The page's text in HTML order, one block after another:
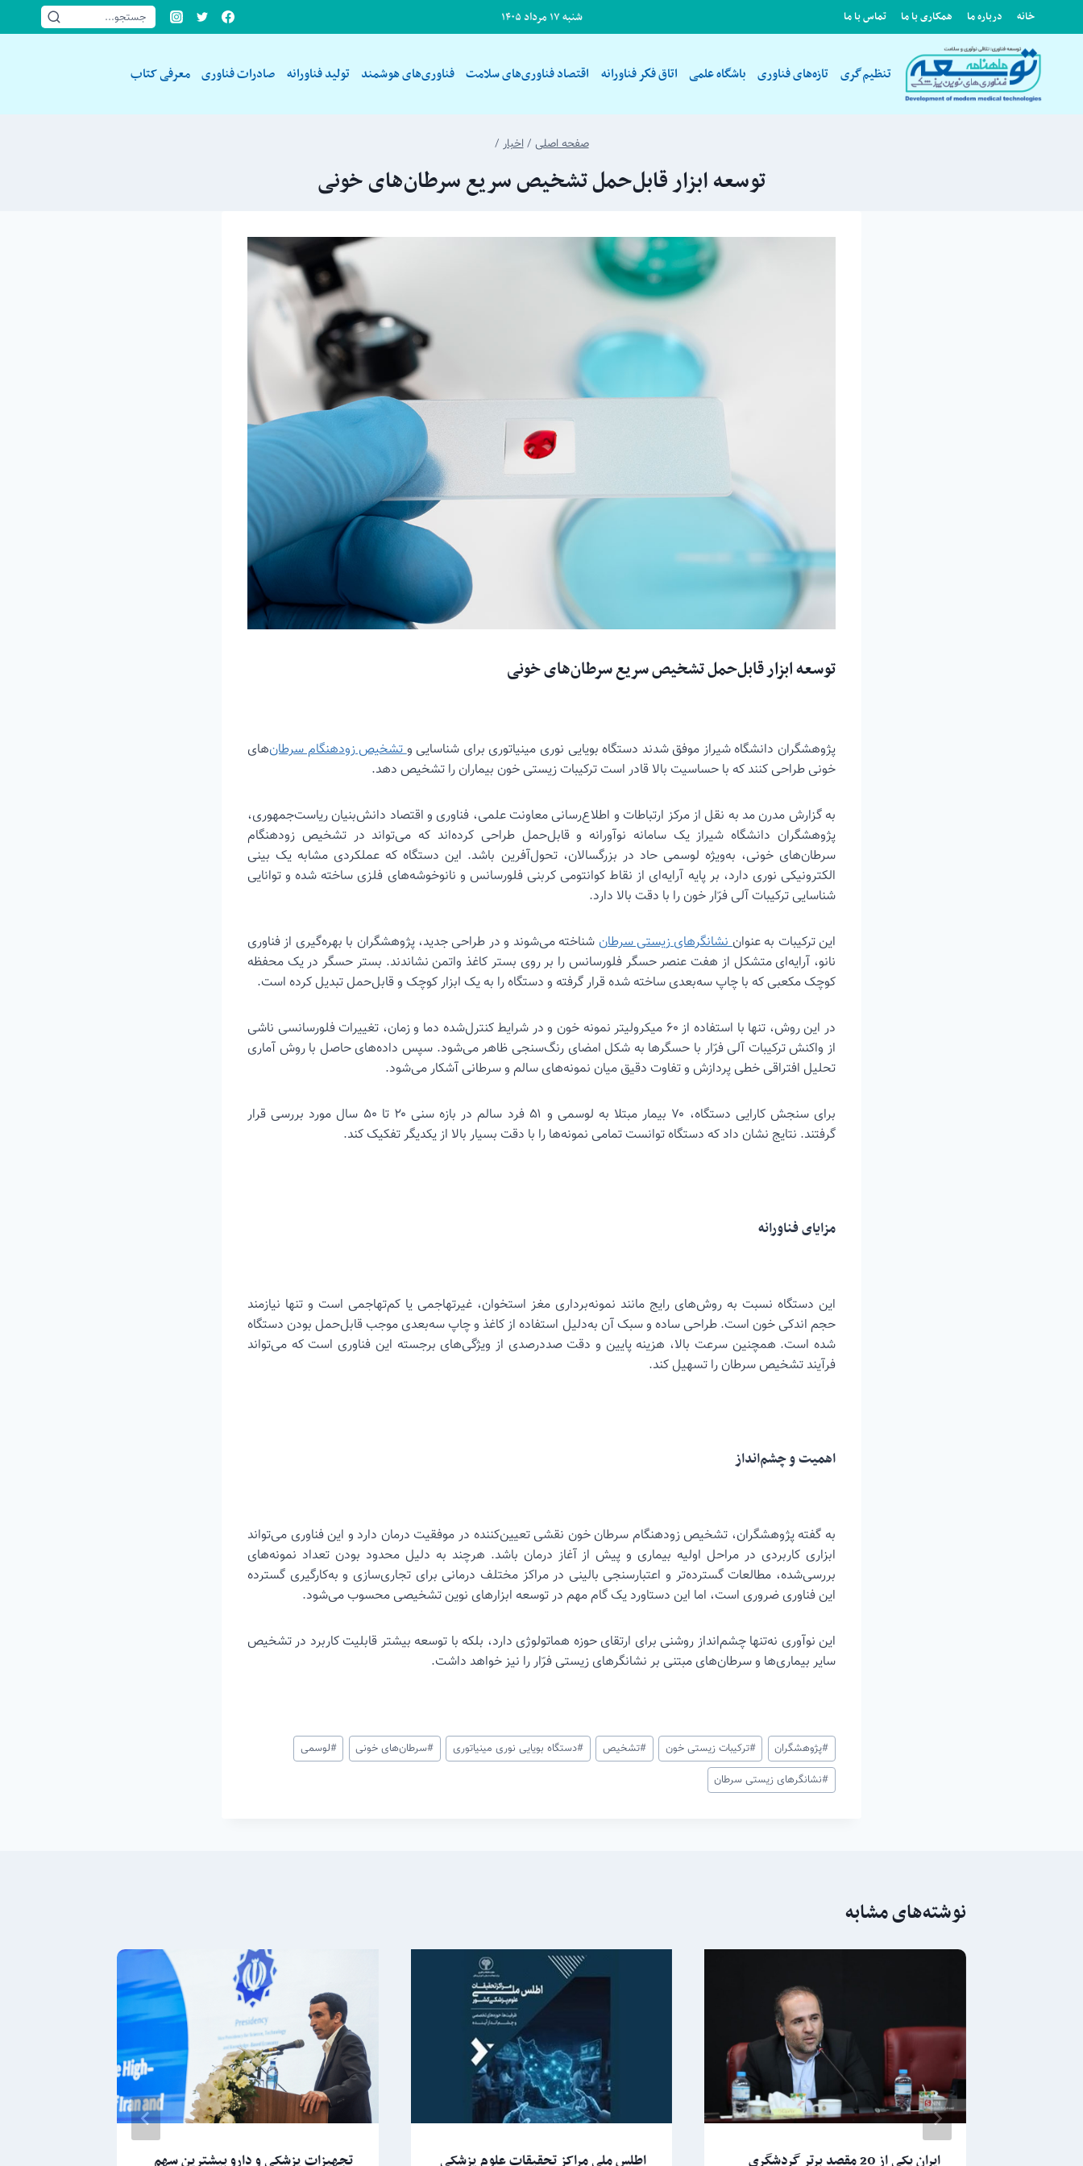
به
خانه درباره ما همکاری با ما تماس با ما شنبه ۱۷ مرداد ۱۴۰۵ جستجو...
تنظیم‌گری تازه‌های فناوری باشگاه علمی اتاق فكر فناورانه اقتصاد فناوری‌های سلامت فناوری‌های هوشمند تولید فناورانه صادرات فناوری معرفی کتاب
صفحه اصلی / اخبار /
توسعه ابزار قابل‌حمل تشخیص سریع سرطان‌های خونی
توسعه ابزار قابل‌حمل تشخیص سریع سرطان‌های خونی
پژوهشگران دانشگاه شیراز موفق شدند دستگاه بویایی نوری مینیاتوری برای شناسایی وتشخیص زودهنگام سرطان‌های
خونی طراحی کنند که با حساسیت بالا قادر است ترکیبات زیستی خون بیماران را تشخیص دهد.
به گزارش مدرن مد به نقل از مرکز ارتباطات و اطلاع‌رسانی معاونت علمی، فناوری و اقتصاد دانش‌بنیان ریاست‌جمهوری،
پژوهشگران دانشگاه شیراز یک سامانه نوآورانه و قابل‌حمل طراحی کرده‌اند که می‌تواند در تشخیص زودهنگام
سرطان‌های خونی، به‌ویژه لوسمی حاد در بزرگسالان، تحول‌آفرین باشد. این دستگاه که عملکردی مشابه یک بینی
الکترونیکی نوری دارد، بر پایه آرایه‌ای از نقاط کوانتومی کربنی فلورسانس و نانوخوشه‌های فلزی ساخته شده و توانایی
شناسایی ترکیبات آلی فرّار خون را با دقت بالا دارد.
این ترکیبات به عنواننشانگرهای زیستی سرطان شناخته می‌شوند و در طراحی جدید، پژوهشگران با بهره‌گیری از فناوری
نانو، آرایه‌ای متشکل از هفت عنصر حسگر فلورسانس را بر روی بستر کاغذ واتمن نشاندند. بستر حسگر در یک محفظه
کوچک مکعبی که با چاپ سه‌بعدی ساخته شده قرار گرفته و دستگاه را به یک ابزار کوچک و قابل‌حمل تبدیل کرده است.
در این روش، تنها با استفاده از ۶۰ میکرولیتر نمونه خون و در شرایط کنترل‌شده دما و زمان، تغییرات فلورسانسی ناشی
از واکنش ترکیبات آلی فرّار با حسگرها به شکل امضای رنگ‌سنجی ظاهر می‌شود. سپس داده‌های حاصل با روش آماری
تحلیل افتراقی خطی پردازش و تفاوت دقیق میان نمونه‌های سالم و سرطانی آشکار می‌شود.
برای سنجش کارایی دستگاه، ۷۰ بیمار مبتلا به لوسمی و ۵۱ فرد سالم در بازه سنی ۲۰ تا ۵۰ سال مورد بررسی قرار
گرفتند. نتایج نشان داد که دستگاه توانست تمامی نمونه‌ها را با دقت بسیار بالا از یکدیگر تفکیک کند.
مزایای فناورانه
این دستگاه نسبت به روش‌های رایج مانند نمونه‌برداری مغز استخوان، غیرتهاجمی یا کم‌تهاجمی است و تنها نیازمند
حجم اندکی خون است. طراحی ساده و سبک آن به‌دلیل استفاده از کاغذ و چاپ سه‌بعدی موجب قابل‌حمل بودن دستگاه
شده است. همچنین سرعت بالا، هزینه پایین و دقت صددرصدی از ویژگی‌های برجسته این فناوری است که می‌تواند
فرآیند تشخیص سرطان را تسهیل کند.
اهمیت و چشم‌انداز
به گفته پژوهشگران، تشخیص زودهنگام سرطان خون نقشی تعیین‌کننده در موفقیت درمان دارد و این فناوری می‌تواند
ابزاری کاربردی در مراحل اولیه بیماری و پیش از آغاز درمان باشد. هرچند به دلیل محدود بودن تعداد نمونه‌های
بررسی‌شده، مطالعات گسترده‌تر و اعتبارسنجی بالینی در مراکز مختلف درمانی برای تجاری‌سازی و به‌کارگیری گسترده
این فناوری ضروری است، اما این دستاورد یک گام مهم در توسعه ابزارهای نوین تشخیصی محسوب می‌شود.
این نوآوری نه‌تنها چشم‌انداز روشنی برای ارتقای حوزه هماتولوژی دارد، بلکه با توسعه بیشتر قابلیت کاربرد در تشخیص
سایر بیماری‌ها و سرطان‌های مبتنی بر نشانگرهای زیستی فرّار را نیز خواهد داشت.
برچسب‌های
نوشته:
#پژوهشگران #ترکیبات زیستی خون #تشخیص #دستگاه بویایی نوری مینیاتوری #سرطان‌های خونی #لوسمی
#نشانگرهای زیستی سرطان
نوشته‌های مشابه
ایران یکی از 20 مقصد برتر گردشگری اطلس ملی مراکز تحقیقات علوم پزشکی تجهیزات پزشکی و دارو بیشترین سهم